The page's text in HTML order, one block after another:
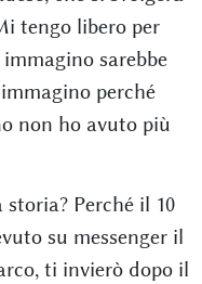
tengo libero per
sarebbe
perché
non ho avuto più
Perché il 10
su messenger il
ti invierò dopo il